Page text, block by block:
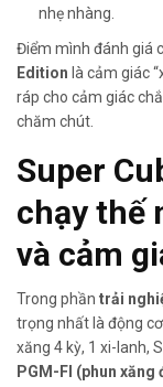
nhẹ nhàng.
Điểm mình đánh giá
Edition là cảm giác
ráp cho cảm giác
chăm chút.
Super
chạy thế
và cảm
Trong phần trải
trọng nhất là động
xăng 4 kỳ, 1 xi-lanh,
PGM-FI (phun xăng